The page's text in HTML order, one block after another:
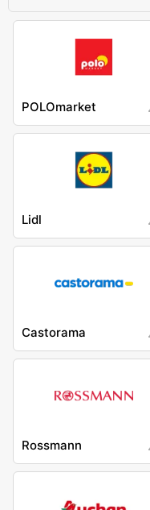
POLOmarket
Lidl
Castorama
Rossmann